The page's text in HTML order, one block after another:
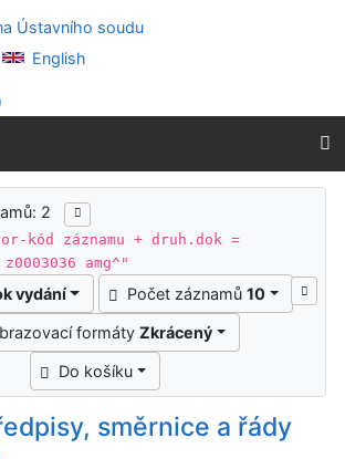
přístupnosti
English
vyhledávání
2
kód záznamu + druh.dok =
amg^"
vydání Počet záznamů 10
formáty Zkrácený
Do košíku
směrnice a řády